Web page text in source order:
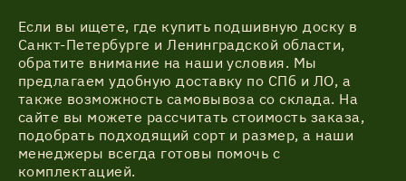
Если вы ищете, где купить подшивную доску в
Санкт-Петербурге и Ленинградской области,
обратите внимание на наши условия. Мы
предлагаем удобную доставку по СПб и ЛО, а
также возможность самовывоза со склада. На
сайте вы можете рассчитать стоимость заказа,
подобрать подходящий сорт и размер, а наши
менеджеры всегда готовы помочь с
комплектацией.